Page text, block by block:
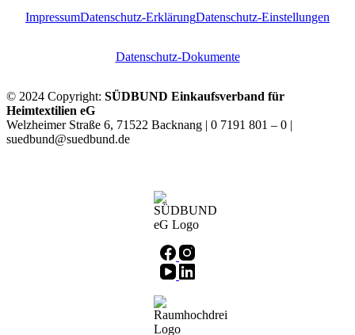
ImpressumDatenschutz-ErklärungDatenschutz-Einstellungen
Datenschutz-Dokumente
© 2024 Copyright: SÜDBUND Einkaufsverband für
Heimtextilien eG
Welzheimer Straße 6, 71522 Backnang | 0 7191 801 – 0 |
suedbund@suedbund.de